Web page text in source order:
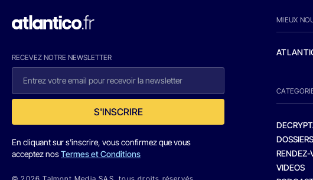
RECEVEZ NOTRE NEWSLETTER
S'INSCRIRE
En cliquant sur s'inscrire, vous confirmez que vous
acceptez nosTermes et Conditions
MIEUX
DOSSIERS
RENDEZ-
VIDEOS